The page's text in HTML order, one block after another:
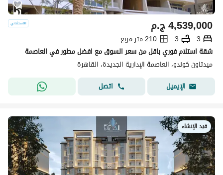
ج.م4,539,000
3
3
210 متر مربع
شقة استلام فوري باقل من سعر السوق مع افضل مطور في العاصمة
ميدتاون كوندو، العاصمة الإدارية الجديدة، القاهرة
الإيميل
اتصل
قيد الإنشاء